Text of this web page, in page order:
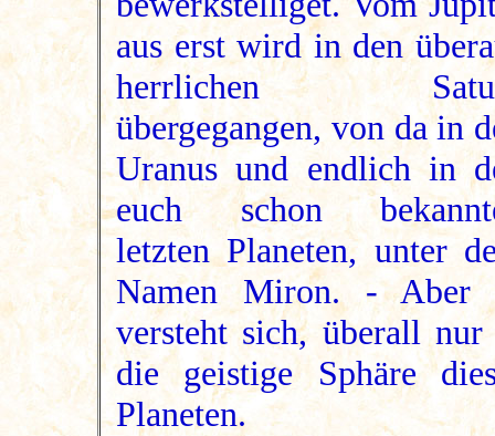
aus erst wird in den
herrlichen
übergegangen, von da in
Uranus und endlich in
euch schon
letzten Planeten, unter
Namen Miron. - Aber
versteht sich, überall
die geistige Sphäre
Planeten.